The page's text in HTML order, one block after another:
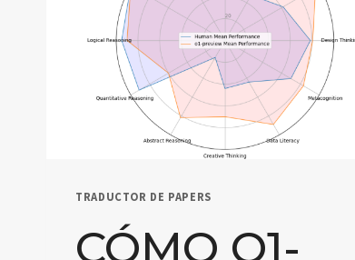
TRADUCTOR DE PAPERS
CÓMO O1-